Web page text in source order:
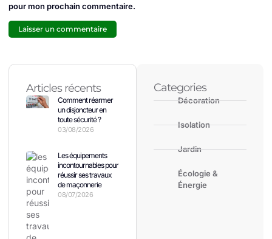
pour mon prochain commentaire.
Articles récents
Comment réarmer
un disjoncteur en
toute sécurité ?
03/08/2026
Les équipements
incontournables pour
réussir ses travaux
de maçonnerie
08/07/2026
Categories
Décoration
Isolation
Jardin
Écologie &
Énergie